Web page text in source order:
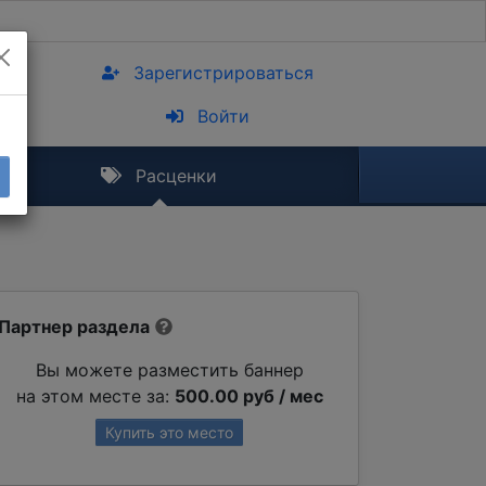
Зарегистрироваться
Войти
Расценки
Партнер раздела
Вы можете разместить баннер
на этом месте за: 500.00 руб / мес
Купить это место